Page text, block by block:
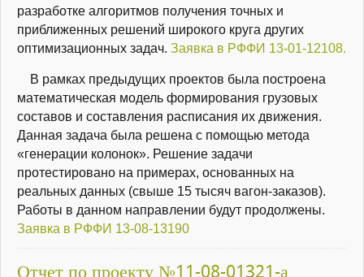
разработке алгоритмов получения точных и
приближенных решений широкого круга других
оптимизационных задач. Заявка в РФФИ 13-01-12108.
В рамках предыдущих проектов была построена
математическая модель формирования грузовых
составов и составления расписания их движения.
Данная задача была решена с помощью метода
«генерации колонок». Решение задачи
протестировано на примерах, основанных на
реальных данных (свыше 15 тысяч вагон-заказов).
Работы в данном направлении будут продолжены.
Заявка в РФФИ 13-08-13190
Отчет по проекту №11-08-01321-а